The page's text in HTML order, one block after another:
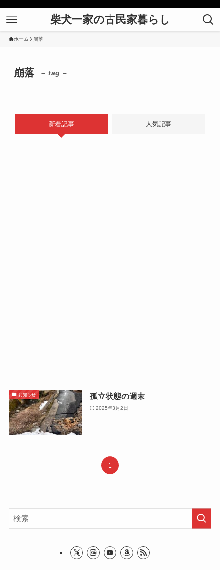
柴犬一家の古民家暮らし
ホーム 崩落
崩落 – tag –
新着記事 人気記事
お知らせ 孤立状態の週末
2025年3月2日
1